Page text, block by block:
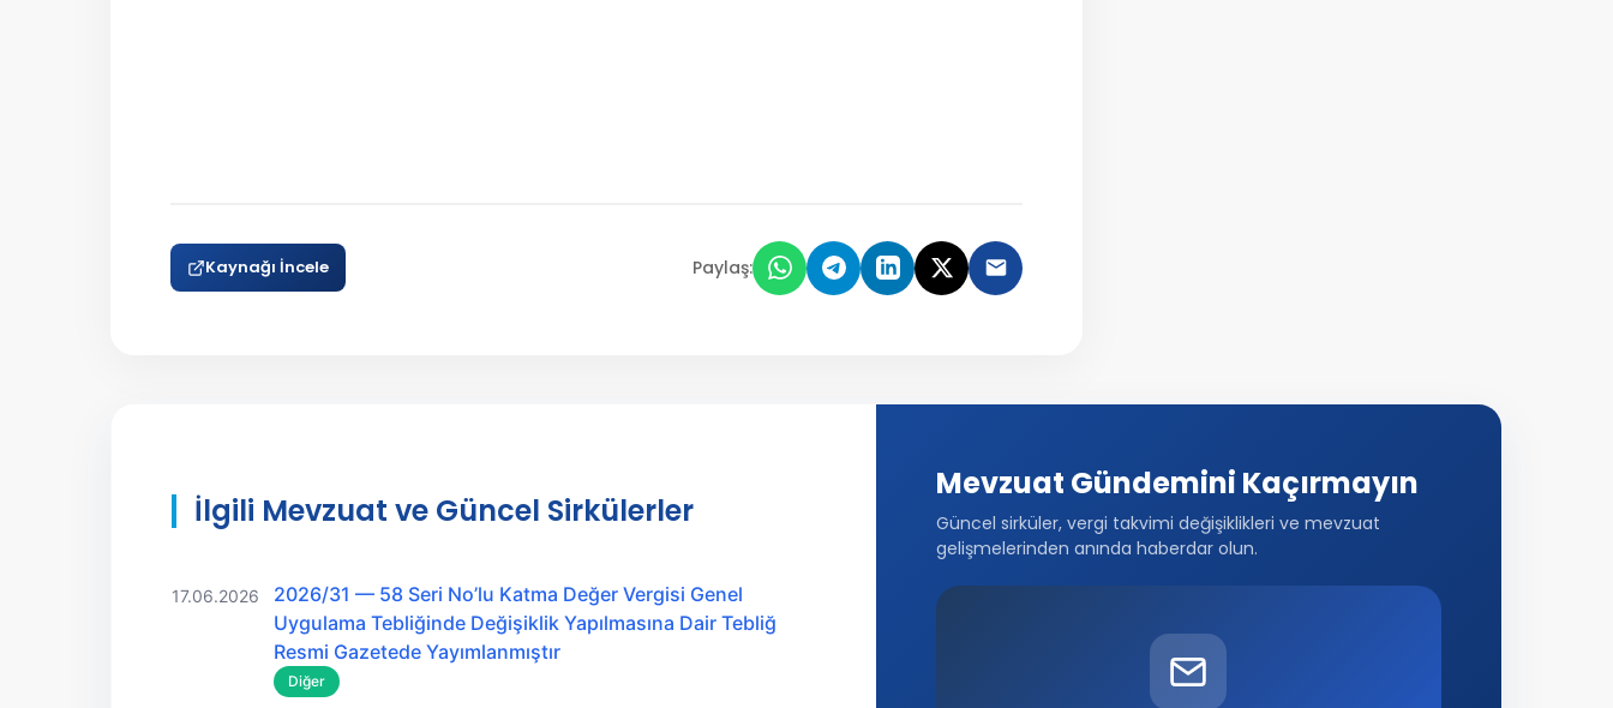
Kaynağı İncele Paylaş:
İlgili Mevzuat ve Güncel Sirkülerler
17.06.2026
2026/31 — 58 Seri No’lu Katma Değer Vergisi Genel
Uygulama Tebliğinde Değişiklik Yapılmasına Dair Tebliğ
Resmi Gazetede Yayımlanmıştır
Diğer
Mevzuat Gündemini Kaçırmayın
Güncel sirküler, vergi takvimi değişiklikleri ve mevzuat
gelişmelerinden anında haberdar olun.